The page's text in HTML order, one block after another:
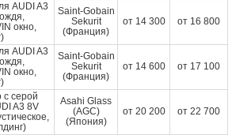
AUDI A3
окно,
Saint-Gobain
Sekurit
(Франция)
от 14 300 от 16 800
AUDI A3
окно,
Saint-Gobain
Sekurit
(Франция)
от 14 600 от 17 100
с серой
A3 8V
Asahi Glass
(AGC)
(Япония)
от 20 200 от 22 700